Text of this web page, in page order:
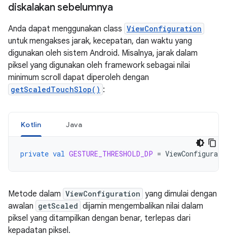
diskalakan sebelumnya
Anda dapat menggunakan class ViewConfiguration
untuk mengakses jarak, kecepatan, dan waktu yang
digunakan oleh sistem Android. Misalnya, jarak dalam
piksel yang digunakan oleh framework sebagai nilai
minimum scroll dapat diperoleh dengan
getScaledTouchSlop() :
Kotlin Java
private val GESTURE_THRESHOLD_DP =
Metode dalam ViewConfiguration yang dimulai dengan
awalan getScaled dijamin mengembalikan nilai dalam
piksel yang ditampilkan dengan benar, terlepas dari
kepadatan piksel.